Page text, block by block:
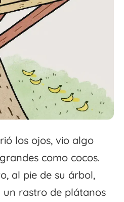
los ojos, vio algo
como cocos.
al pie de su árbol,
un rastro de plátanos